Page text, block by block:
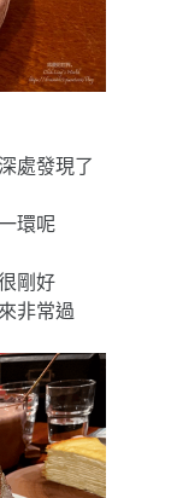
處發現了
環呢
剛好
非常過